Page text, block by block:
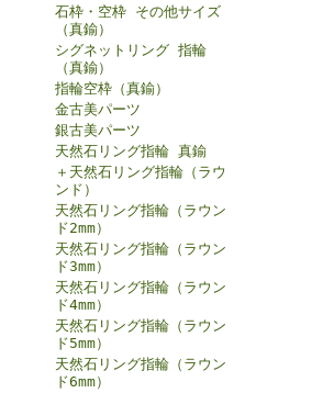
石枠・空枠 その他サイズ
（真鍮）
シグネットリング 指輪
（真鍮）
指輪空枠（真鍮）
金古美パーツ
銀古美パーツ
天然石リング指輪 真鍮
＋天然石リング指輪（ラウ
ンド）
天然石リング指輪（ラウン
ド2mm）
天然石リング指輪（ラウン
ド3mm）
天然石リング指輪（ラウン
ド4mm）
天然石リング指輪（ラウン
ド5mm）
天然石リング指輪（ラウン
ド6mm）